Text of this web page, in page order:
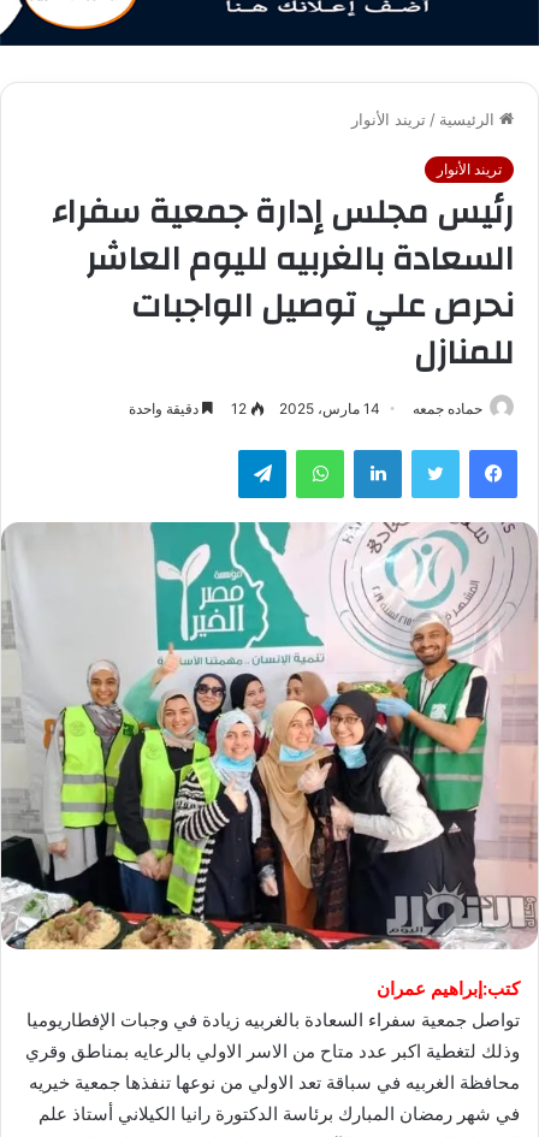
الرئيسية / تريند الأنوار
تريند الأنوار
رئيس مجلس إدارة جمعية سفراء
السعادة بالغربيه لليوم العاشر
نحرص علي توصيل الواجبات
للمنازل
حماده جمعه 14 مارس، 2025 12 دقيقة واحدة
فيسبوك تويتر لينكدإن واتساب تيلقرام
كتب:إبراهيم عمران
تواصل جمعية سفراء السعادة بالغربيه زيادة في وجبات الإفطاريوميا
وذلك لتغطية اكبر عدد متاح من الاسر الاولي بالرعايه بمناطق وقري
محافظة الغربيه في سباقة تعد الاولي من نوعها تنفذها جمعية خيريه
في شهر رمضان المبارك برئاسة الدكتورة رانيا الكيلاني أستاذ علم